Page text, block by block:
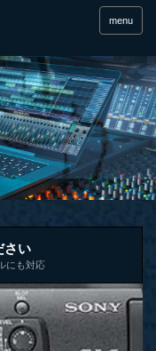
menu
さい
にも対応